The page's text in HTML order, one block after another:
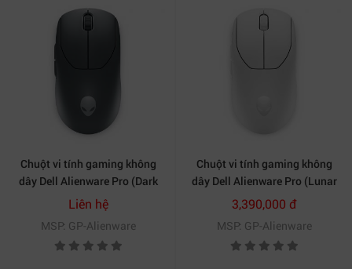
Chuột vi tính gaming không
dây Dell Alienware Pro (Dark
Side of the Moon)
Liên hệ
MSP: GP-Alienware
Chuột vi tính gaming không
dây Dell Alienware Pro (Lunar
Light)
3,390,000 đ
MSP: GP-Alienware